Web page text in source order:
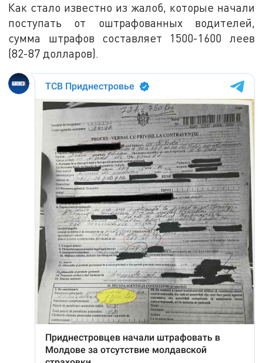
Как стало известно из жалоб, которые начали
поступать от оштрафованных водителей,
сумма штрафов составляет 1500-1600 леев
(82-87 долларов).